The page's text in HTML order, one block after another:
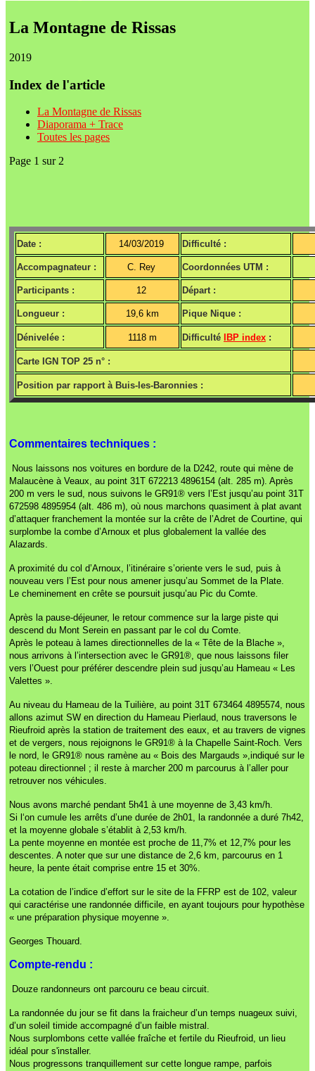
La Montagne de Rissas
2019
Index de l'article
La Montagne de Rissas
Diaporama + Trace
Toutes les pages
Page 1 sur 2
Date : 14/03/2019 Difficulté :
Accompagnateur : C. Rey Coordonnées UTM :
Participants : 12 Départ :
Longueur : 19,6 km Pique Nique :
Dénivelée : 1118 m Difficulté IBP index :
Carte IGN TOP 25 n° :
Position par rapport à Buis-les-Baronnies :
Commentaires techniques :
Nous laissons nos voitures en bordure de la D242, route qui mène de
Malaucène à Veaux, au point 31T 672213 4896154 (alt. 285 m). Après
200 m vers le sud, nous suivons le GR91® vers l’Est jusqu’au point 31T
672598 4895954 (alt. 486 m), où nous marchons quasiment à plat avant
d’attaquer franchement la montée sur la crête de l’Adret de Courtine, qui
surplombe la combe d’Arnoux et plus globalement la vallée des
Alazards.
A proximité du col d’Arnoux, l’itinéraire s’oriente vers le sud, puis à
nouveau vers l’Est pour nous amener jusqu’au Sommet de la Plate.
Le cheminement en crête se poursuit jusqu’au Pic du Comte.
Après la pause-déjeuner, le retour commence sur la large piste qui
descend du Mont Serein en passant par le col du Comte.
Après le poteau à lames directionnelles de la « Tête de la Blache »,
nous arrivons à l’intersection avec le GR91®, que nous laissons filer
vers l’Ouest pour préférer descendre plein sud jusqu’au Hameau « Les
Valettes ».
Au niveau du Hameau de la Tuilière, au point 31T 673464 4895574, nous
allons azimut SW en direction du Hameau Pierlaud, nous traversons le
Rieufroid après la station de traitement des eaux, et au travers de vignes
et de vergers, nous rejoignons le GR91® à la Chapelle Saint-Roch. Vers
le nord, le GR91® nous ramène au « Bois des Margauds »,indiqué sur le
poteau directionnel ; il reste à marcher 200 m parcourus à l’aller pour
retrouver nos véhicules.
Nous avons marché pendant 5h41 à une moyenne de 3,43 km/h.
Si l‘on cumule les arrêts d’une durée de 2h01, la randonnée a duré 7h42,
et la moyenne globale s’établit à 2,53 km/h.
La pente moyenne en montée est proche de 11,7% et 12,7% pour les
descentes. A noter que sur une distance de 2,6 km, parcourus en 1
heure, la pente était comprise entre 15 et 30%.
La cotation de l’indice d’effort sur le site de la FFRP est de 102, valeur
qui caractérise une randonnée difficile, en ayant toujours pour hypothèse
« une préparation physique moyenne ».
Georges Thouard.
Compte-rendu :
Douze randonneurs ont parcouru ce beau circuit.
La randonnée du jour se fit dans la fraicheur d’un temps nuageux suivi,
d’un soleil timide accompagné d’un faible mistral.
Nous surplombons cette vallée fraîche et fertile du Rieufroid, un lieu
idéal pour s'installer.
Nous progressons tranquillement sur cette longue rampe, parfois